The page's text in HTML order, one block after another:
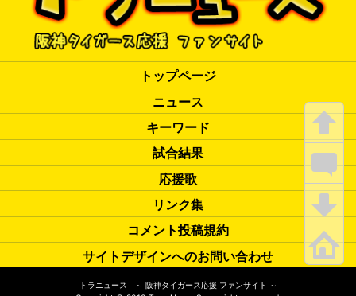
トップページ
ニュース
キーワード
試合結果
応援歌
リンク集
コメント投稿規約
サイトデザインへのお問い合わせ
トラニュース ～ 阪神タイガース応援 ファンサイト ～